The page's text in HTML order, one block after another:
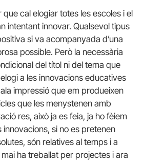
que cal elogiar totes les escoles i el
intentant innovar. Qualsevol tipus
si va acompanyada d’una
possible. Però la necessària
del títol ni del tema que
a les innovacions educatives
impressió que em produeixen
que les menystenen amb
res, això ja es feia, ja ho fèiem
innovacions, si no es pretenen
són relatives al temps i a
mai ha treballat per projectes i ara